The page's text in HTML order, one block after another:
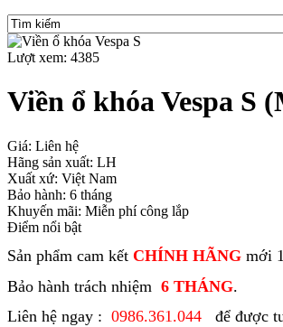
Lượt xem: 4385
Viền ổ khóa Vespa S
Giá: Liên hệ
Hãng sản xuất: LH
Xuất xứ: Việt Nam
Bảo hành: 6 tháng
Khuyến mãi: Miễn phí công lắp
Điểm nổi bật
Sản phẩm cam kết CHÍNH HÃNG mới
Bảo hành trách nhiệm 6 THÁNG.
Liên hệ ngay : 0986.361.044 để được